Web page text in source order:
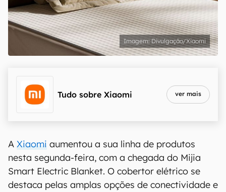
Divulgação/Xiaomi
Tudo sobre Xiaomi ver mais
A Xiaomi aumentou a sua linha de produtos
nesta segunda-feira, com a chegada do Mijia
Smart Electric Blanket. O cobertor elétrico se
destaca pelas amplas opções de conectividade e